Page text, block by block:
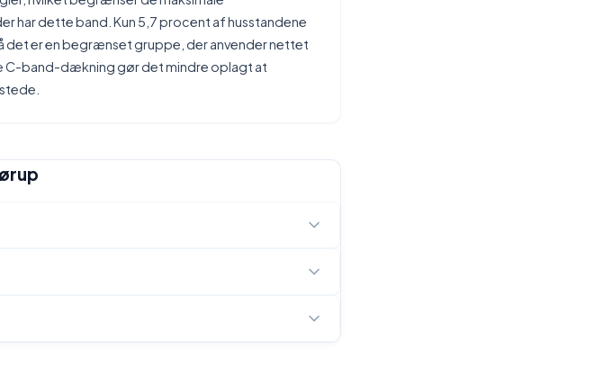
har dette band. Kun 5,7 procent af husstandene
er en begrænset gruppe, der anvender nettet
C-band-dækning gør det mindre oplagt at